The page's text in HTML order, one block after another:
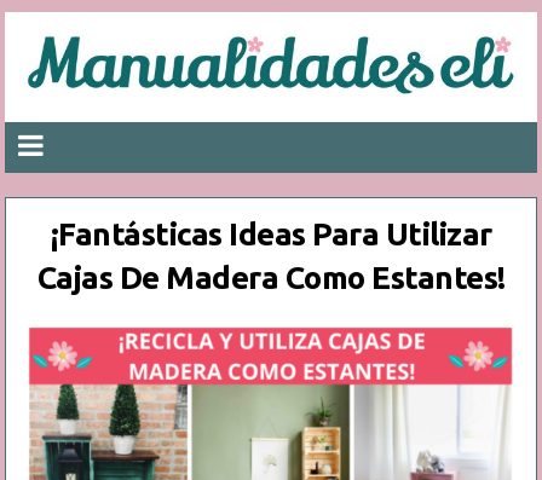
¡Fantásticas Ideas Para Utilizar
Cajas De Madera Como Estantes!